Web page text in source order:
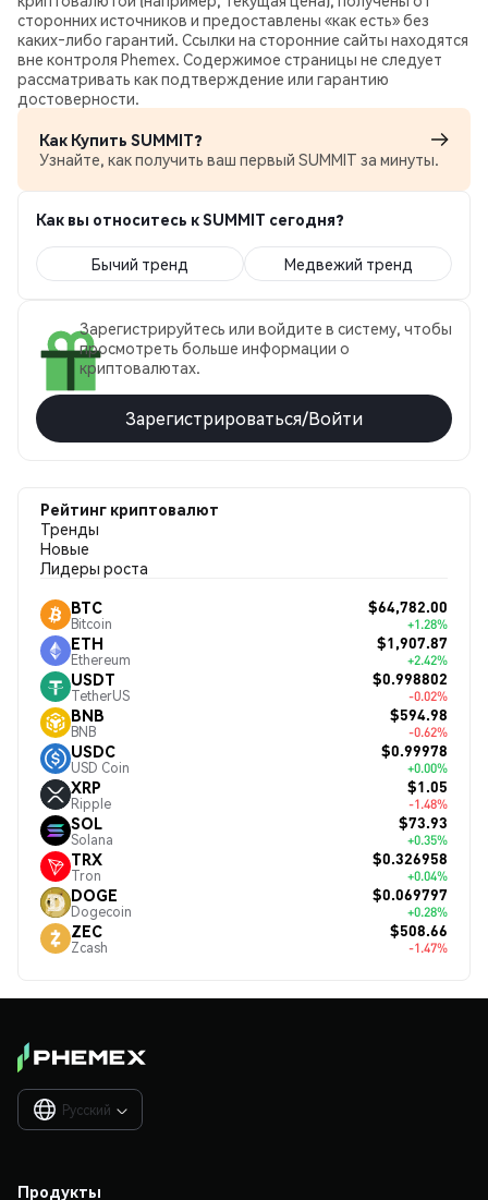
сторонних источников и предоставлены «как есть» без
каких‑либо гарантий. Ссылки на сторонние сайты находятся
вне контроля Phemex. Содержимое страницы не следует
рассматривать как подтверждение или гарантию
достоверности.
Как Купить SUMMIT?
Узнайте, как получить ваш первый SUMMIT за минуты.
Как вы относитесь к SUMMIT сегодня?
Бычий тренд Медвежий тренд
Зарегистрируйтесь или войдите в систему, чтобы
просмотреть больше информации о
криптовалютах.
Зарегистрироваться/Войти
Рейтинг криптовалют
Тренды
Новые
Лидеры роста
BTC
Bitcoin
$64,782.00
+1.28%
ETH
Ethereum
$1,907.87
+2.42%
USDT
TetherUS
$0.998802
-0.02%
BNB
BNB
$594.98
-0.62%
USDC
USD Coin
$0.99978
+0.00%
XRP
Ripple
$1.05
-1.48%
SOL
Solana
$73.93
+0.35%
TRX
Tron
$0.326958
+0.04%
DOGE
Dogecoin
$0.069797
+0.28%
ZEC
Zcash
$508.66
-1.47%
Русский 
Продукты